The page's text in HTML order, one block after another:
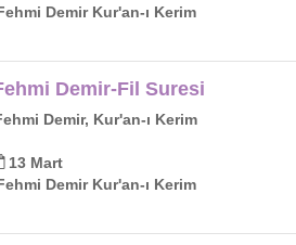
Demir Kur'an-ı Kerim
Demir-Fil Suresi
Demir, Kur'an-ı Kerim
13 Mart
Demir Kur'an-ı Kerim